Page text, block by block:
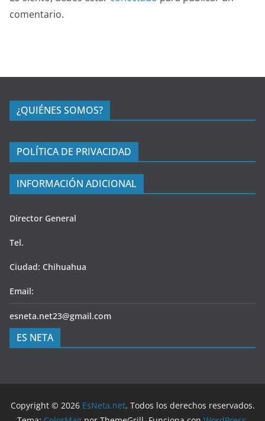
comentario.
¿QUIÉNES SOMOS?
POLÍTICA DE PRIVACIDAD
INFORMACIÓN ADICIONAL
Director General
Tel.
Ciudad: Chihuahua
Email:
esneta.net23@gmail.com
ES NETA
Copyright © 2026 EsNeta.net. Todos los derechos reservados.